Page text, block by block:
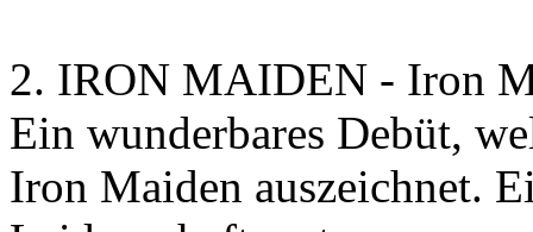
2. IRON MAIDEN - Iron
Ein wunderbares Debüt,
Iron Maiden auszeichnet.